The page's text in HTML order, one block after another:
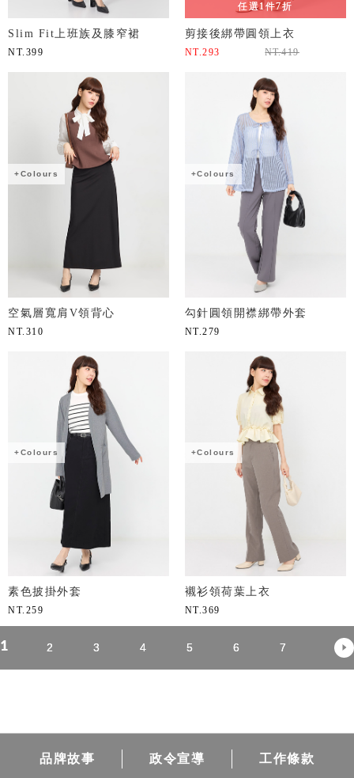
Slim Fit上班族及膝窄裙
NT. 399
任選1件7折
剪接後綁帶圓領上衣
NT.293 NT.419
+Colours
空氣層寬肩V領背心
NT. 310
+Colours
勾針圓領開襟綁帶外套
NT. 279
+Colours
素色披掛外套
NT. 259
+Colours
襯衫領荷葉上衣
NT. 369
1 2 3 4 5 6 7
品牌故事 政令宣導 工作條款